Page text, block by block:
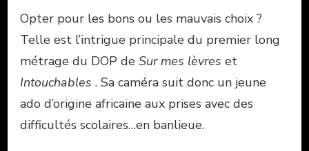
Opter pour les bons ou les mauvais choix ?
Telle est l’intrigue principale du premier long
métrage du DOP de Sur mes lèvres et
Intouchables . Sa caméra suit donc un jeune
ado d’origine africaine aux prises avec des
difficultés scolaires…en banlieue.